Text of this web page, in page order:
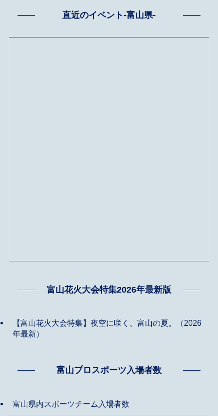
直近のイベント-富山県-
富山花火大会特集2026年最新版
【富山花火大会特集】夜空に咲く、富山の夏。（2026
年最新）
富山プロスポーツ入場者数
富山県内スポーツチーム入場者数